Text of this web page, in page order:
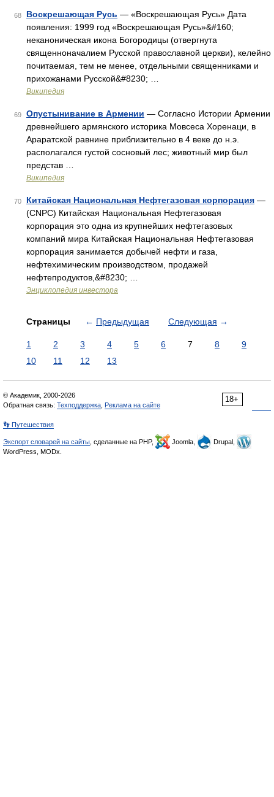
68 Воскрешающая Русь — «Воскрешающая Русь» Дата
появления: 1999 год «Воскрешающая Русь»&#160;
неканоническая икона Богородицы (отвергнута
священноначалием Русской православной церкви), келейно
почитаемая, тем не менее, отдельными священниками и
прихожанами Русской&#8230; …
Википедия
69 Опустынивание в Армении — Согласно Истории Армении
древнейшего армянского историка Мовсеса Хоренаци, в
Араратской равнине приблизительно в 4 веке до н.э.
располагался густой сосновый лес; животный мир был
представ …
Википедия
70 Китайская Национальная Нефтегазовая корпорация —
(CNPC) Китайская Национальная Нефтегазовая
корпорация это одна из крупнейших нефтегазовых
компаний мира Китайская Национальная Нефтегазовая
корпорация занимается добычей нефти и газа,
нефтехимическим производством, продажей
нефтепродуктов,&#8230; …
Энциклопедия инвестора
Страницы ← Предыдущая Следующая →
1 2 3 4 5 6 7 8
9
10
11 12 13
18+
© Академик, 2000-2026
Обратная связь: Техподдержка Реклама на сайте
👣 Путешествия
Экспорт словарей на сайты , сделанные на PHP, Joomla,
Drupal,
WordPress, MODx.